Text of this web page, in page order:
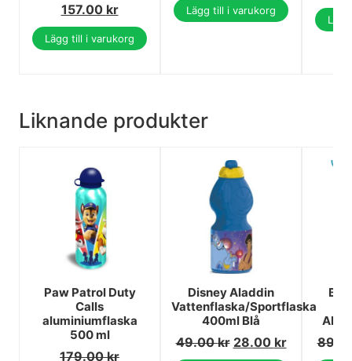
157.00 kr
Lägg till i varukorg
Lägg till i varukorg
Liknande produkter
Paw Patrol Duty
Calls
aluminiumflaska
500 ml
179.00kr
Disney Aladdin
Vattenflaska/Sportflaska
400ml Blå
49.00kr 28.00 kr